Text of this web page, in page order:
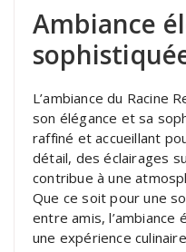
Ambiance
L’ambiance du Racine
son élégance et sa
raffiné et accueillant
détail, des éclairages
contribue à une
Que ce soit pour une
entre amis,
une expérience